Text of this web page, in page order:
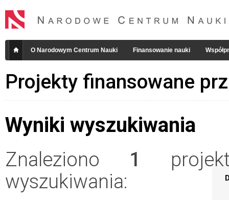
O Narodowym Centrum Nauki Finansowanie nauki
Projekty finansowane
Wyniki wyszukiwania
Znaleziono 1
wyszukiwania: